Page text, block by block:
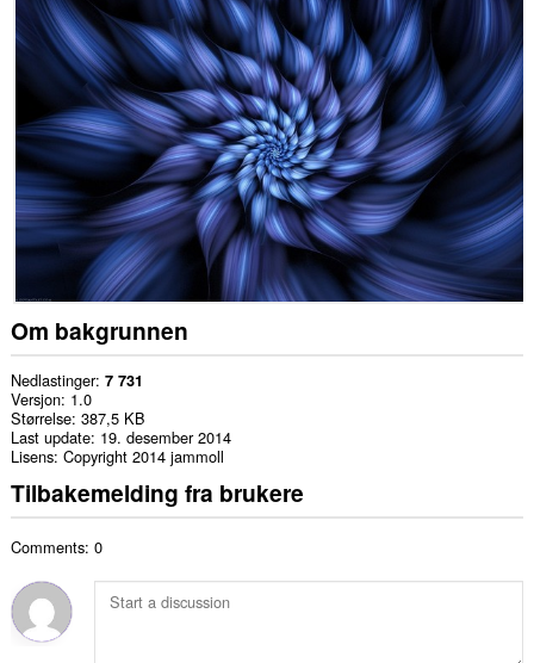
Om bakgrunnen
Nedlastinger 7 731
Versjon 1.0
Størrelse 387,5 KB
Last update 19. desember 2014
Lisens Copyright 2014 jammoll
Tilbakemelding fra brukere
Comments: 0